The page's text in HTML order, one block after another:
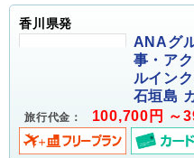
香川県発
ANAグ
事・ア
ルイン
石垣島
旅行代金： 100,700円 ～